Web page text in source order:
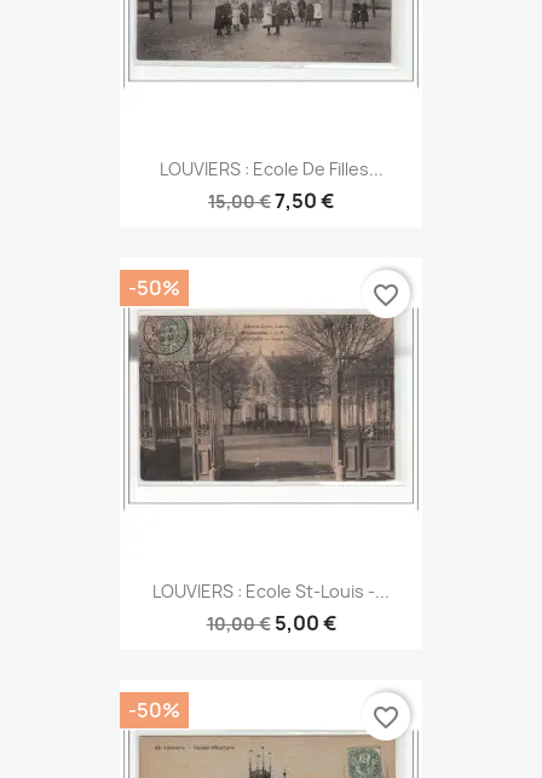
LOUVIERS : Ecole De Filles...
15,00 €7,50 €
LOUVIERS : Ecole St-Louis -...
10,00 € 5,00 €
-50% favorite_border
-50% favorite_border